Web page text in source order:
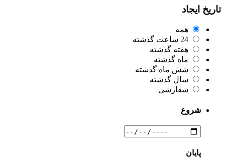
تاریخ ایجاد
همه
24 ساعت گذشته
هفته گذشته
ماه گذشته
شش ماه گذشته
سال گذشته
سفارشی
شروع
پایان